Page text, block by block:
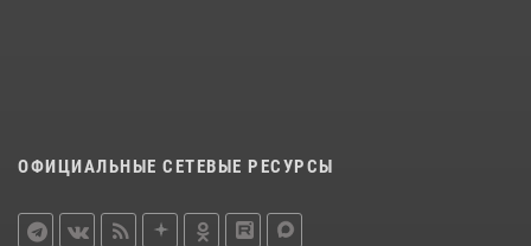
ОФИЦИАЛЬНЫЕ СЕТЕВЫЕ РЕСУРСЫ